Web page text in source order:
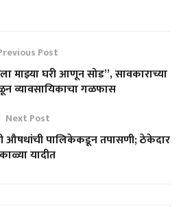
Post
माझ्या घरी आणून सोड”, सावकाराच्या
व्यावसायिकाचा गळफास
Next Post
औषधांची पालिकेकडून तपासणी; ठेकेदार
काळ्या यादीत